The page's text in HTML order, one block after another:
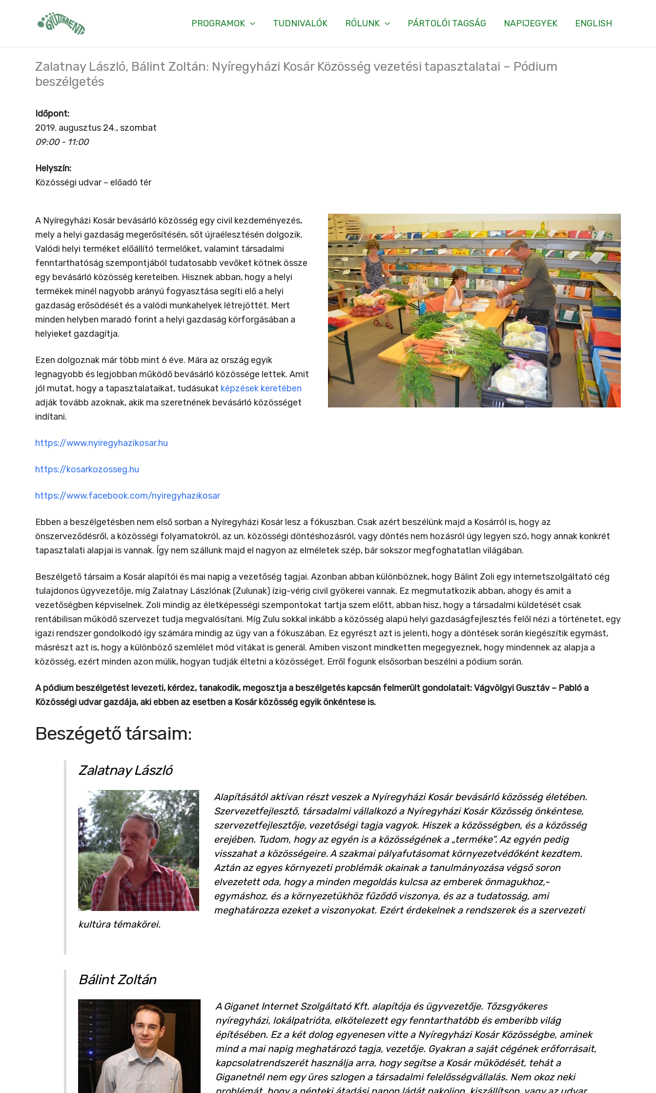
PROGRAMOK TUDNIVALÓK RÓLUNK PÁRTOLÓI TAGSÁG NAPIJEGYEK ENGLISH
Zalatnay László, Bálint Zoltán: Nyíregyházi Kosár Közösség vezetési tapasztalatai – Pódium
beszélgetés
Időpont:
2019. augusztus 24., szombat
09:00 - 11:00
Helyszín:
Közösségi udvar – előadó tér
A Nyíregyházi Kosár bevásárló közösség egy civil kezdeményezés,
mely a helyi gazdaság megerősítésén, sőt újraélesztésén dolgozik.
Valódi helyi terméket előállító termelőket, valamint társadalmi
fenntarthatóság szempontjából tudatosabb vevőket kötnek össze
egy bevásárló közösség kereteiben. Hisznek abban, hogy a helyi
termékek minél nagyobb arányú fogyasztása segíti elő a helyi
gazdaság erősödését és a valódi munkahelyek létrejöttét. Mert
minden helyben maradó forint a helyi gazdaság körforgásában a
helyieket gazdagítja.
Ezen dolgoznak már több mint 6 éve. Mára az ország egyik
legnagyobb és legjobban működő bevásárló közössége lettek. Amit
jól mutat, hogy a tapasztalataikat, tudásukat képzések keretében
adják tovább azoknak, akik ma szeretnének bevásárló közösséget
indítani.
https://www.nyiregyhazikosar.hu
https://kosarkozosseg.hu
https://www.facebook.com/nyiregyhazikosar
Ebben a beszélgetésben nem első sorban a Nyíregyházi Kosár lesz a fókuszban. Csak azért beszélünk majd a Kosárról is, hogy az
önszerveződésről, a közösségi folyamatokról, az un. közösségi döntéshozásról, vagy döntés nem hozásról úgy legyen szó, hogy annak konkrét
tapasztalati alapjai is vannak. Így nem szállunk majd el nagyon az elméletek szép, bár sokszor megfoghatatlan világában.
Beszélgető társaim a Kosár alapítói és mai napig a vezetőség tagjai. Azonban abban különböznek, hogy Bálint Zoli egy internetszolgáltató cég
tulajdonos ügyvezetője, míg Zalatnay Lászlónak (Zulunak) ízig-vérig civil gyökerei vannak. Ez megmutatkozik abban, ahogy és amit a
vezetőségben képviselnek. Zoli mindig az életképességi szempontokat tartja szem előtt, abban hisz, hogy a társadalmi küldetését csak
rentábilisan működő szervezet tudja megvalósítani. Míg Zulu sokkal inkább a közösség alapú helyi gazdaságfejlesztés felől nézi a történetet, egy
igazi rendszer gondolkodó így számára mindig az ügy van a fókuszában. Ez egyrészt azt is jelenti, hogy a döntések során kiegészítik egymást,
másrészt azt is, hogy a különböző szemlélet mód vitákat is generál. Amiben viszont mindketten megegyeznek, hogy mindennek az alapja a
közösség, ezért minden azon múlik, hogyan tudják éltetni a közösséget. Erről fogunk elsősorban beszélni a pódium során.
A pódium beszélgetést levezeti, kérdez, tanakodik, megosztja a beszélgetés kapcsán felmerült gondolatait: Vágvölgyi Gusztáv – Pabló a
Közösségi udvar gazdája, aki ebben az esetben a Kosár közösség egyik önkéntese is.
Beszégető társaim:
Zalatnay László
Alapításától aktívan részt veszek a Nyíregyházi Kosár bevásárló közösség életében.
Szervezetfejlesztő, társadalmi vállalkozó a Nyíregyházi Kosár Közösség önkéntese,
szervezetfejlesztője, vezetőségi tagja vagyok. Hiszek a közösségben, és a közösség
erejében. Tudom, hogy az egyén is a közösségének a „terméke”. Az egyén pedig
visszahat a közösségeire. A szakmai pályafutásomat környezetvédőként kezdtem.
Aztán az egyes környezeti problémák okainak a tanulmányozása végső soron
elvezetett oda, hogy a minden megoldás kulcsa az emberek önmagukhoz,-
egymáshoz, és a környezetükhöz fűződő viszonya, és az a tudatosság, ami
meghatározza ezeket a viszonyokat. Ezért érdekelnek a rendszerek és a szervezeti
kultúra témakörei.
Bálint Zoltán
A Giganet Internet Szolgáltató Kft. alapítója és ügyvezetője. Tőzsgyökeres
nyíregyházi, lokálpatrióta, elkötelezett egy fenntarthatóbb és emberibb világ
építésében. Ez a két dolog egyenesen vitte a Nyíregyházi Kosár Közösségbe, aminek
mind a mai napig meghatározó tagja, vezetője. Gyakran a saját cégének erőforrásait,
kapcsolatrendszerét használja arra, hogy segítse a Kosár működését, tehát a
Giganetnél nem egy üres szlogen a társadalmi felelősségvállalás. Nem okoz neki